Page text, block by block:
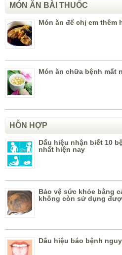
MÓN ĂN BÀI THUỐC
Món ăn để chị em thêm
Món ăn chữa bệnh mất
HỖN HỢP
Dấu hiệu nhận biết 10
nhất hiện nay
Bảo vệ sức khỏe bằng
không còn sử dụng
Dấu hiệu báo bệnh